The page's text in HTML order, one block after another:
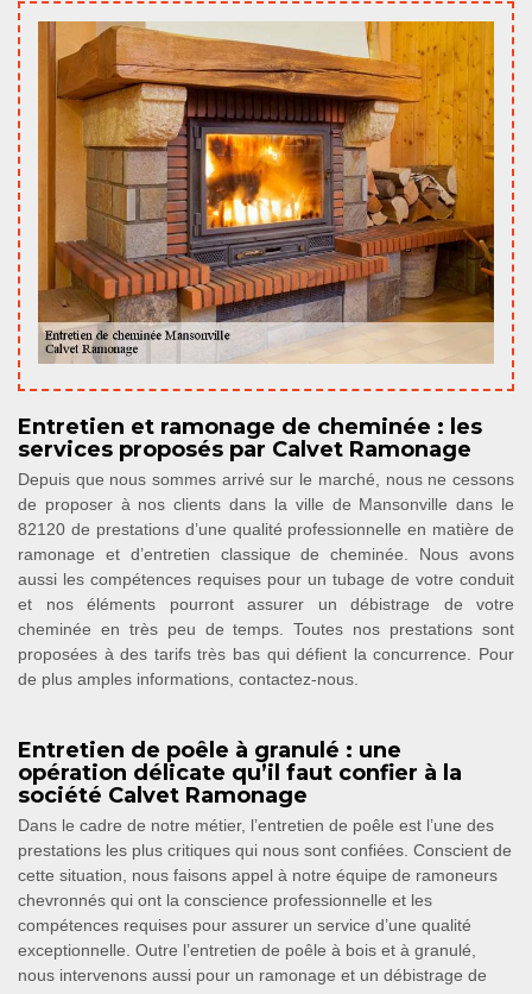
Entretien et ramonage de cheminée : les
services proposés par Calvet Ramonage
Depuis que nous sommes arrivé sur le marché, nous ne cessons
de proposer à nos clients dans la ville de Mansonville dans le
82120 de prestations d’une qualité professionnelle en matière de
ramonage et d’entretien classique de cheminée. Nous avons
aussi les compétences requises pour un tubage de votre conduit
et nos éléments pourront assurer un débistrage de votre
cheminée en très peu de temps. Toutes nos prestations sont
proposées à des tarifs très bas qui défient la concurrence. Pour
de plus amples informations, contactez-nous.
Entretien de poêle à granulé : une
opération délicate qu’il faut confier à la
société Calvet Ramonage
Dans le cadre de notre métier, l’entretien de poêle est l’une des
prestations les plus critiques qui nous sont confiées. Conscient de
cette situation, nous faisons appel à notre équipe de ramoneurs
chevronnés qui ont la conscience professionnelle et les
compétences requises pour assurer un service d’une qualité
exceptionnelle. Outre l’entretien de poêle à bois et à granulé,
nous intervenons aussi pour un ramonage et un débistrage de